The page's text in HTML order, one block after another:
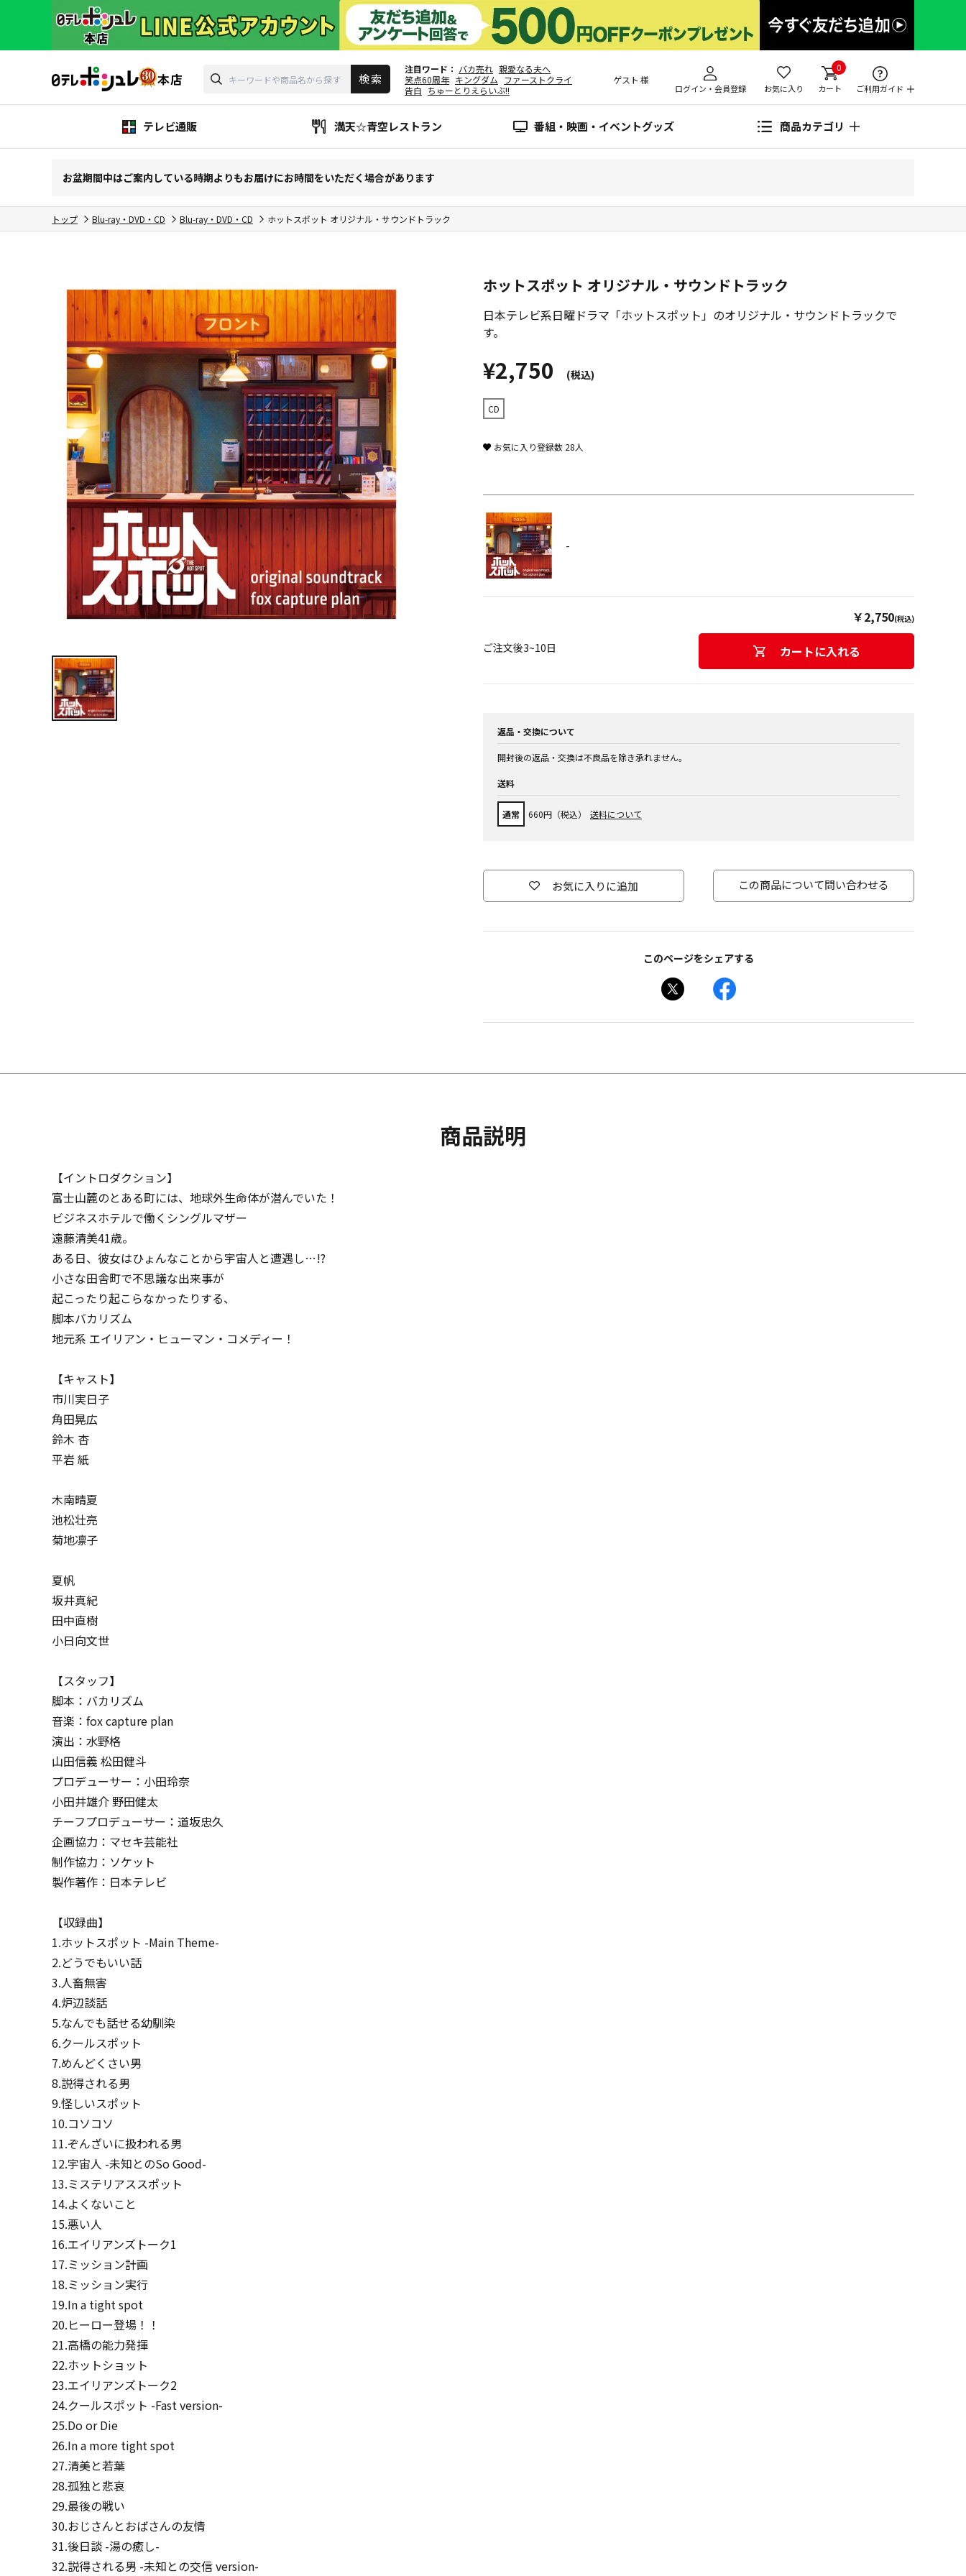
注目ワード バカ売れ 親愛なる夫へ
笑点60周年 キングダム ファーストクライ
告白 ちゅーとりえらいぶ!!
ゲスト 様
ログイン・会員登録 お気に入り
0
カート ご利用ガイド
テレビ通販 満天☆青空レストラン 番組・映画・イベントグッズ 商品カテゴリ
お盆期間中はご案内している時期よりもお届けにお時間をいただく場合があります
トップ Blu-ray・DVD・CD Blu-ray・DVD・CD ホットスポット オリジナル・サウンドトラック
ホットスポット オリジナル・サウンドトラック
日本テレビ系日曜ドラマ「ホットスポット」のオリジナル・サウンドトラックで
す。
¥2,750 (税込)
CD
お気に入り登録数 28人
-
￥2,750(税込)
ご注文後3~10日 カートに入れる
返品・交換について
開封後の返品・交換は不良品を除き承れません。
送料
通常 660円（税込） 送料について
お気に入りに追加 この商品について問い合わせる
このページをシェアする
商品説明
【イントロダクション】
富士山麓のとある町には、地球外生命体が潜んでいた！
ビジネスホテルで働くシングルマザー
遠藤清美41歳。
ある日、彼女はひょんなことから宇宙人と遭遇し…!?
小さな田舎町で不思議な出来事が
起こったり起こらなかったりする、
脚本バカリズム
地元系 エイリアン・ヒューマン・コメディー！
【キャスト】
市川実日子
角田晃広
鈴木 杏
平岩 紙
木南晴夏
池松壮亮
菊地凛子
夏帆
坂井真紀
田中直樹
小日向文世
【スタッフ】
脚本：バカリズム
音楽：fox capture plan
演出：水野格
山田信義 松田健斗
プロデューサー：小田玲奈
小田井雄介 野田健太
チーフプロデューサー：道坂忠久
企画協力：マセキ芸能社
制作協力：ソケット
製作著作：日本テレビ
【収録曲】
1.ホットスポット -Main Theme-
2.どうでもいい話
3.人畜無害
4.炉辺談話
5.なんでも話せる幼馴染
6.クールスポット
7.めんどくさい男
8.説得される男
9.怪しいスポット
10.コソコソ
11.ぞんざいに扱われる男
12.宇宙人 -未知とのSo Good-
13.ミステリアススポット
14.よくないこと
15.悪い人
16.エイリアンズトーク1
17.ミッション計画
18.ミッション実行
19.In a tight spot
20.ヒーロー登場！！
21.高橋の能力発揮
22.ホットショット
23.エイリアンズトーク2
24.クールスポット -Fast version-
25.Do or Die
26.In a more tight spot
27.清美と若葉
28.孤独と悲哀
29.最後の戦い
30.おじさんとおばさんの友情
31.後日談 -湯の癒し-
32.説得される男 -未知との交信 version-